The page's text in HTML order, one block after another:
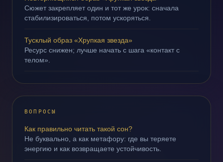
Сюжет закрепляет один и тот же урок: сначала
стабилизироваться, потом ускоряться.
Тусклый образ «Хрупкая звезда»
Ресурс снижен; лучше начать с шага «контакт с
телом».
ВОПРОСЫ
Как правильно читать такой сон?
Не буквально, а как метафору: где вы теряете
энергию и как возвращаете устойчивость.